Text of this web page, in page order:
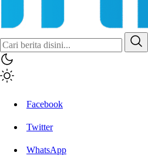
Inisiatif.co
Stay Connected Stay Informed
Facebook
Twitter
WhatsApp